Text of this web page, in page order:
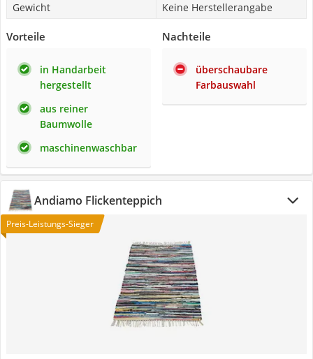
Gewicht
Keine Herstellerangabe
Vorteile
in Handarbeit
hergestellt
aus reiner
Baumwolle
maschinenwaschbar
Nachteile
überschaubare
Farbauswahl
Andiamo Flickenteppich
Preis-Leistungs-Sieger